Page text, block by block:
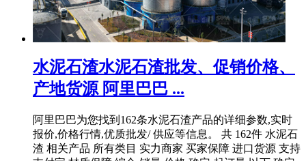
水泥石渣水泥石渣批发、促销价格、
产地货源 阿里巴巴 ...
阿里巴巴为您找到162条水泥石渣产品的详细参数,实时
报价,价格行情,优质批发/ 供应等信息。 共 162件 水泥石
渣 相关产品 所有类目 实力商家 买家保障 进口货源 支持